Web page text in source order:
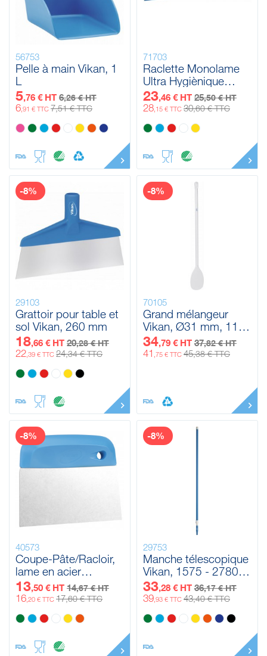
56753
Pelle à main Vikan, 1
L
5,76 € HT 6,26 € HT
6,91 € TTC 7,51 € TTC
71703
Raclette Monolame
Ultra Hygiènique
Vikan, 700 mm
23,46 € HT 25,50 € HT
28,15 € TTC 30,60 € TTC
29103
Grattoir pour table et
sol Vikan, 260 mm
18,66 € HT 20,28 € HT
22,39 € TTC 24,34 € TTC
-8%
70105
Grand mélangeur
Vikan, Ø31 mm, 1190
mm
34,79 € HT 37,82 € HT
41 ,75 € TTC 45,38 € TTC
-8%
40573
Coupe-Pâte/Racloir,
lame en acier
inoxydable, flexible,
146 mm
13,50 € HT 14,67 € HT
16,20 € TTC 17,60 € TTC
-8%
29753
Manche télescopique
Vikan, 1575 - 2780
mm, Ø32 mm
33,28 € HT 36,17 € HT
39,93 € TTC 43,40 € TTC
-8%